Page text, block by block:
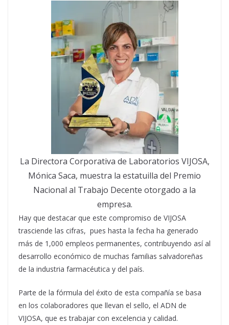
La Directora Corporativa de Laboratorios VIJOSA,
Mónica Saca, muestra la estatuilla del Premio
Nacional al Trabajo Decente otorgado a la
empresa.
Hay que destacar que este compromiso de VIJOSA
trasciende las cifras, pues hasta la fecha ha generado
más de 1,000 empleos permanentes, contribuyendo así al
desarrollo económico de muchas familias salvadoreñas
de la industria farmacéutica y del país.
Parte de la fórmula del éxito de esta compañía se basa
en los colaboradores que llevan el sello, el ADN de
VIJOSA, que es trabajar con excelencia y calidad.